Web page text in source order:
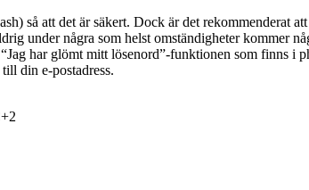
så att det är säkert. Dock är det
under några som helst omständigheter kommer
har glömt mitt lösenord”-funktionen som finns
din e-postadress.